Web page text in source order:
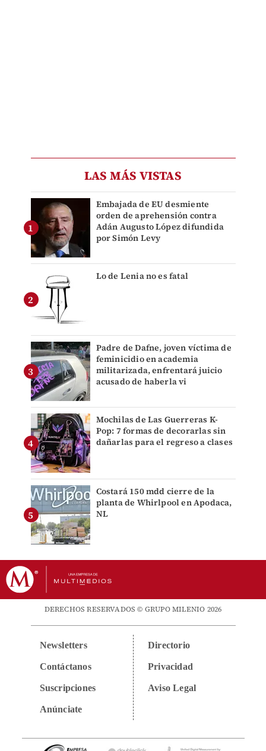
LAS MÁS VISTAS
Embajada de EU desmiente
orden de aprehensión contra
Adán Augusto López difundida
por Simón Levy
Lo de Lenia no es fatal
Padre de Dafne, joven víctima de
feminicidio en academia
militarizada, enfrentará juicio
acusado de haberla vi
Mochilas de Las Guerreras K-
Pop: 7 formas de decorarlas sin
dañarlas para el regreso a clases
Costará 150 mdd cierre de la
planta de Whirlpool en Apodaca,
NL
DERECHOS RESERVADOS © GRUPO MILENIO 2026
Newsletters
Contáctanos
Suscripciones
Anúnciate
Directorio
Privacidad
Aviso Legal